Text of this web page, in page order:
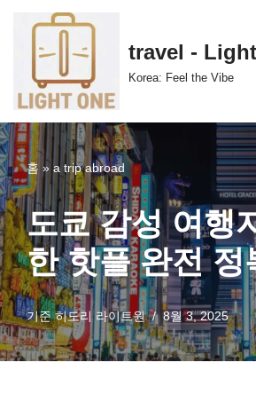
츠
로
건
너
뛰
기
travel -
Korea: Feel the Vibe
홈 »a trip abroad
도쿄 감성 여행
한 핫플 완전 정
기준히도리 라이트원 8월 3, 2025